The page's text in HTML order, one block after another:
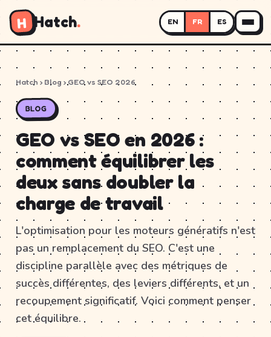
H Hatch. EN FR ES
Hatch › Blog › GEO vs SEO 2026
BLOG
GEO vs SEO en 2026 :
comment équilibrer les
deux sans doubler la
charge de travail
L'optimisation pour les moteurs génératifs n'est
pas un remplacement du SEO. C'est une
discipline parallèle avec des métriques de
succès différentes, des leviers différents, et un
recoupement significatif. Voici comment penser
cet équilibre.